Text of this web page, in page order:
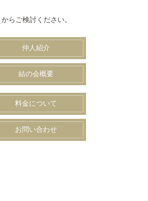
からご検討ください。
仲人紹介
結の会概要
料金について
お問い合わせ